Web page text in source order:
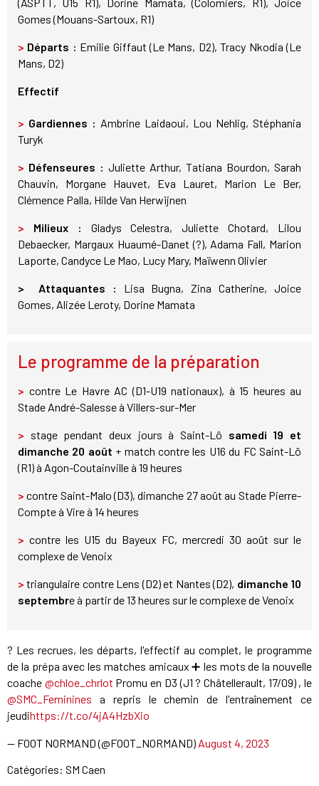
(ASPTT, U15 R1), Dorine Mamata, (Colomiers, R1), Joice
Gomes (Mouans-Sartoux, R1)
> Départs : Emilie Giffaut (Le Mans, D2), Tracy Nkodia (Le
Mans, D2)
Effectif
> Gardiennes : Ambrine Laidaoui, Lou Nehlig, Stéphania
Turyk
> Défenseures : Juliette Arthur, Tatiana Bourdon, Sarah
Chauvin, Morgane Hauvet, Eva Lauret, Marion Le Ber,
Clémence Palla, Hilde Van Herwijnen
> Milieux : Gladys Celestra, Juliette Chotard, Lilou
Debaecker, Margaux Huaumé-Danet (?), Adama Fall, Marion
Laporte, Candyce Le Mao, Lucy Mary, Maïwenn Olivier
> Attaquantes : Lisa Bugna, Zina Catherine, Joice
Gomes, Alizée Leroty, Dorine Mamata
Le programme de la préparation
> contre Le Havre AC (D1-U19 nationaux), à 15 heures au
Stade André-Salesse à Villers-sur-Mer
> stage pendant deux jours à Saint-Lô samedi 19 et
dimanche 20 août + match contre les U16 du FC Saint-Lô
(R1) à Agon-Coutainville à 19 heures
> contre Saint-Malo (D3), dimanche 27 août au Stade Pierre-
Compte à Vire à 14 heures
> contre les U15 du Bayeux FC, mercredi 30 août sur le
complexe de Venoix
> triangulaire contre Lens (D2) et Nantes (D2), dimanche 10
septembre à partir de 13 heures sur le complexe de Venoix
?️ Les recrues, les départs, l'effectif au complet, le programme
de la prépa avec les matches amicaux ➕ les mots de la nouvelle
coache @chloe_chrlot Promu en D3 (J1 ? Châtellerault, 17/09) , le
@SMC_Feminines a repris le chemin de l'entraînement ce
jeudihttps://t.co/4jA4HzbXio
— FOOT NORMAND (@FOOT_NORMAND) August 4, 2023
Catégories: SM Caen